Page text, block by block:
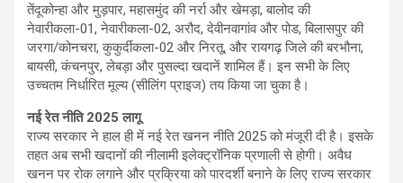
तेंदूकोन्हा और मुड़पार, महासमुंद की नर्रा और खेमड़ा, बालोद की
नेवारीकला-01, नेवारीकला-02, अरौद, देवीनवागांव और पोड, बिलासपुर की
जरगा/कोनचरा, कुकुर्दीकला-02 और निरतू, और रायगढ़ जिले की बरभौना,
बायसी, कंचनपुर, लेबड़ा और पुसल्दा खदानें शामिल हैं। इन सभी के लिए
उच्चतम निर्धारित मूल्य (सीलिंग प्राइज) तय किया जा चुका है।
नई रेत नीति 2025 लागू
राज्य सरकार ने हाल ही में नई रेत खनन नीति 2025 को मंजूरी दी है। इसके
तहत अब सभी खदानों की नीलामी इलेक्ट्रॉनिक प्रणाली से होगी। अवैध
खनन पर रोक लगाने और प्रक्रिया को पारदर्शी बनाने के लिए राज्य सरकार